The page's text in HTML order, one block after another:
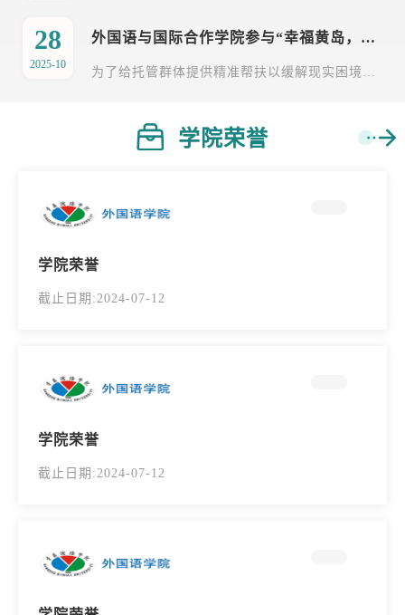
28
2025-10
外国语与国际合作学院参与“幸福黄岛，Young 光公益学堂”周末托管志愿服务活动
为了给托管群体提供精准帮扶以缓解现实困境，同时推动个体成长与社会向善，弘扬志愿服务精神。2025年10月26日，学院“地球村”志愿服务队参加“幸福黄岛，Young光公益学堂”周末托管志愿服务。课堂上，志愿者们手把手教孩子摆弄教具、讲解题目，遇到手工任务便坐下共同涂画，将“辅导”变成“共学共玩”；操场上，志愿者们蹲下身追球、比小车滑行速度，甚至坐上小滑车与孩子玩“拉力赛”，把户外看护变成融入童真的游戏；钢琴前，志愿者顺着孩子的好奇心，...
学院荣誉
学院荣誉
截止日期:2024-07-12
学院荣誉
截止日期:2024-07-12